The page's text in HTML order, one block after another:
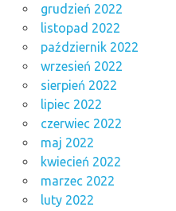
grudzień 2022
listopad 2022
październik 2022
wrzesień 2022
sierpień 2022
lipiec 2022
czerwiec 2022
maj 2022
kwiecień 2022
marzec 2022
luty 2022